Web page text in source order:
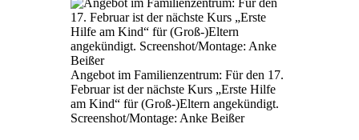
Angebot im Familienzentrum: Für den 17.
Februar ist der nächste Kurs „Erste Hilfe
am Kind“ für (Groß-)Eltern angekündigt.
Screenshot/Montage: Anke Beißer